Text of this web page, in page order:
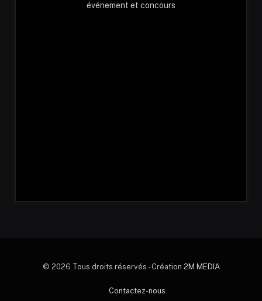
événement et concours
© 2026 Tous droits réservés - Création 2M MEDIA
Contactez-nous